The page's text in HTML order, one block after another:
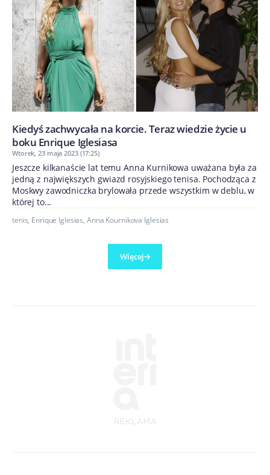
Kiedyś zachwycała na korcie. Teraz wiedzie życie u
boku Enrique Iglesiasa
Wtorek, 23 maja 2023 (17:25)
Jeszcze kilkanaście lat temu Anna Kurnikowa uważana była za
jedną z największych gwiazd rosyjskiego tenisa. Pochodząca z
Moskwy zawodniczka brylowała przede wszystkim w deblu, w
której to...
tenis, Enrique Iglesias,Anna Kournikova Iglesias
Więcej